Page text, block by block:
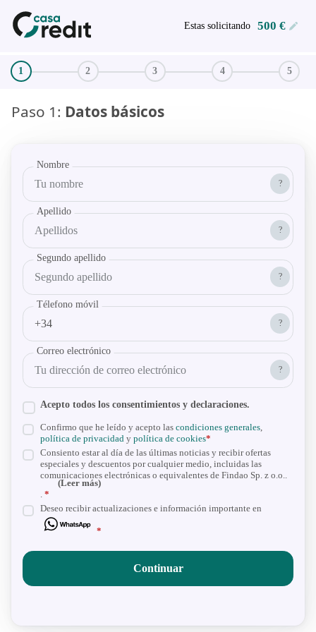
Estas solicitando 500 €
Paso 1: Datos básicos
Nombre
?
Apellido
?
Segundo apellido
?
Télefono móvil
?
Correo electrónico
?
Acepto todos los consentimientos y declaraciones.
Confirmo que he leído y acepto las condiciones generales,
política de privacidad y política de cookies*
Consiento estar al día de las últimas noticias y recibir ofertas
especiales y descuentos por cualquier medio, incluidas las
comunicaciones electrónicas o equivalentes de Findao Sp. z o.o..
(Leer más)
. *
Deseo recibir actualizaciones e información importante en
*
Continuar